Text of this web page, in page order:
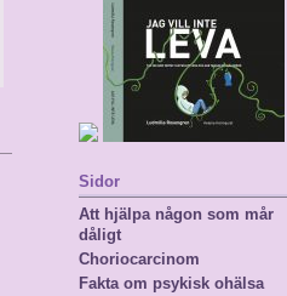
Sidor
Att hjälpa någon som mår
dåligt
Choriocarcinom
Fakta om psykisk ohälsa